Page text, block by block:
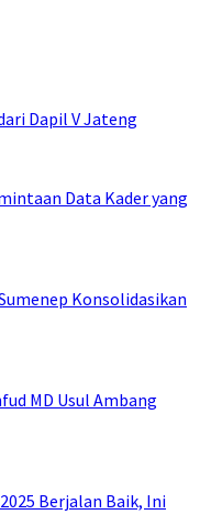
Dapil V Jateng
Data Kader yang
Konsolidasikan
MD Usul Ambang
Berjalan Baik, Ini